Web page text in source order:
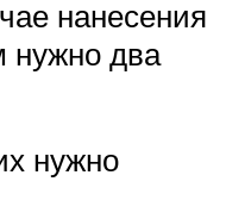
нанесения
нужно два
нужно